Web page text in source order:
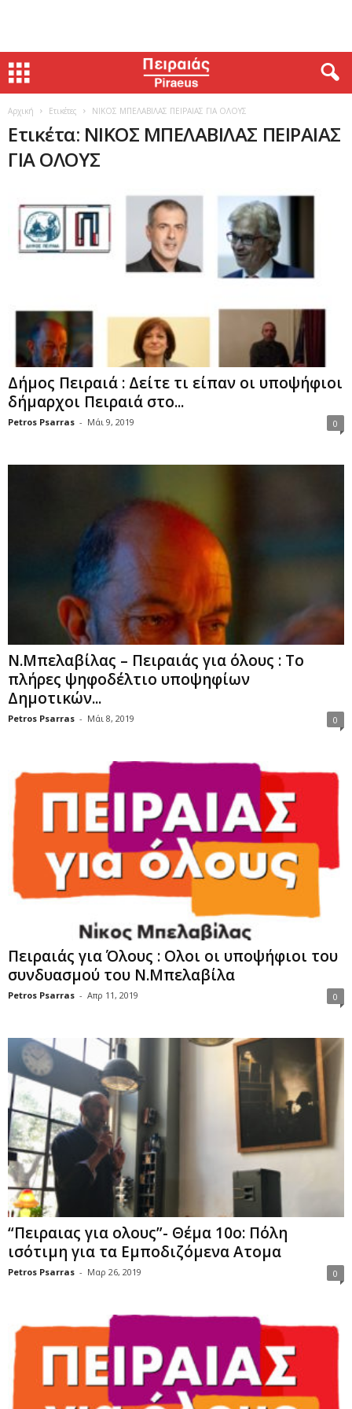
Αρχική Ετικέτες ΝΙΚΟΣ ΜΠΕΛΑΒΙΛΑΣ ΠΕΙΡΑΙΑΣ ΓΙΑ ΟΛΟΥΣ
Ετικέτα: ΝΙΚΟΣ ΜΠΕΛΑΒΙΛΑΣ ΠΕΙΡΑΙΑΣ
ΓΙΑ ΟΛΟΥΣ
Δήμος Πειραιά : Δείτε τι είπαν οι υποψήφιοι
δήμαρχοι Πειραιά στο...
Petros Psarras - Μάι 9, 2019 0
Ν.Μπελαβίλας – Πειραιάς για όλους : Το
πλήρες ψηφοδέλτιο υποψηφίων
Δημοτικών...
Petros Psarras - Μάι 8, 2019 0
Πειραιάς για Όλους : Ολοι οι υποψήφιοι του
συνδυασμού του Ν.Μπελαβίλα
Petros Psarras - Απρ 11, 2019 0
“Πειραιας για ολους”- Θέμα 10ο: Πόλη
ισότιμη για τα Εμποδιζόμενα Ατομα
Petros Psarras - Μαρ 26, 2019 0